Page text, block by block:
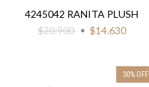
4245042 RANITA PLUSH
$20.900
$14.630
30% OFF